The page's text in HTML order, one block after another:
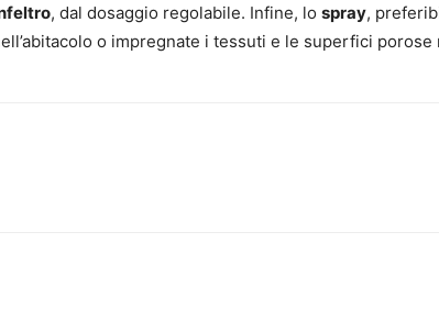
, dal dosaggio regolabile. Infine, lo spray,
o impregnate i tessuti e le superfici porose